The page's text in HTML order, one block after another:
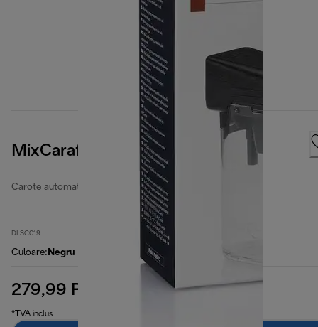
MixCarafe
Carote automate de lapte
DLSC019
Culoare: Negru
279,99 RON 299,99 RONpreț inițial 299,99 RON
(-7 %)
*TVA inclus